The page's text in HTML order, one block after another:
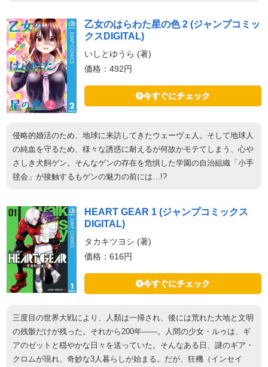
乙女のはらわた星の色 2 (ジャンプコミッ
クスDIGITAL)
いしとゆうら (著)
価格：492円
今すぐにチェック
侵略的婚活のため、地球に来訪してきたウェーヴェ人。そして地球人
の純血を守るため、様々な誘惑に耐えるが何故かモテてしまう、心や
さしき犬飼ゲン。そんなゲンの存在を危惧した学園の自治組織「小手
毬会」が接触するもゲンの魅力の前には…!?
HEART GEAR 1 (ジャンプコミックス
DIGITAL)
タカキツヨシ (著)
価格：616円
今すぐにチェック
三度目の世界大戦により、人類は一掃され、後には荒れた大地と文明
の残骸だけが残った。それから200年――。人間の少女・ルゥは、ギ
アのゼットと穏やかな日々を送っていた。そんなある日、謎のギア・
クロムが現れ、奇妙な3人暮らしが始まる。だが、狂機（インセイ